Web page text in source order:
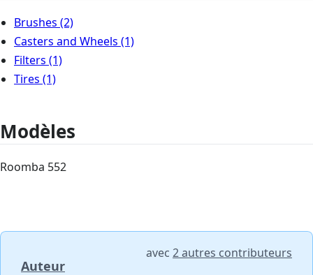
Brushes (2)
Casters and Wheels (1)
Filters (1)
Tires (1)
Modèles
Roomba 552
Auteur
avec 2 autres contributeurs